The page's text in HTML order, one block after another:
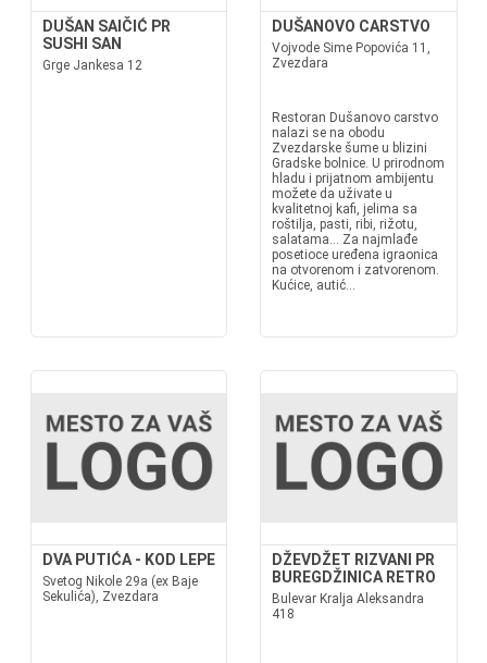
DUŠAN SAIČIĆ PR
SUSHI SAN
Grge Jankesa 12
DUŠANOVO CARSTVO
Vojvode Sime Popovića 11,
Zvezdara
Restoran Dušanovo carstvo
nalazi se na obodu
Zvezdarske šume u blizini
Gradske bolnice. U prirodnom
hladu i prijatnom ambijentu
možete da uživate u
kvalitetnoj kafi, jelima sa
roštilja, pasti, ribi, rižotu,
salatama... Za najmlađe
posetioce uređena igraonica
na otvorenom i zatvorenom.
Kućice, autić...
DVA PUTIĆA - KOD LEPE
Svetog Nikole 29a (ex Baje
Sekulića), Zvezdara
DŽEVDŽET RIZVANI PR
BUREGDŽINICA RETRO
Bulevar Kralja Aleksandra
418